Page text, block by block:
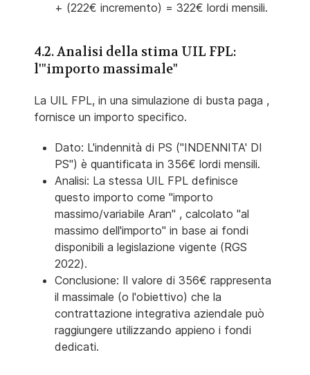
+ (222€ incremento) = 322€ lordi mensili.
4.2. Analisi della stima UIL FPL:
l'"importo massimale"
La UIL FPL, in una simulazione di busta paga ,
fornisce un importo specifico.
Dato: L'indennità di PS ("INDENNITA' DI
PS") è quantificata in 356€ lordi mensili.
Analisi: La stessa UIL FPL definisce
questo importo come "importo
massimo/variabile Aran" , calcolato "al
massimo dell'importo" in base ai fondi
disponibili a legislazione vigente (RGS
2022).
Conclusione: Il valore di 356€ rappresenta
il massimale (o l'obiettivo) che la
contrattazione integrativa aziendale può
raggiungere utilizzando appieno i fondi
dedicati.